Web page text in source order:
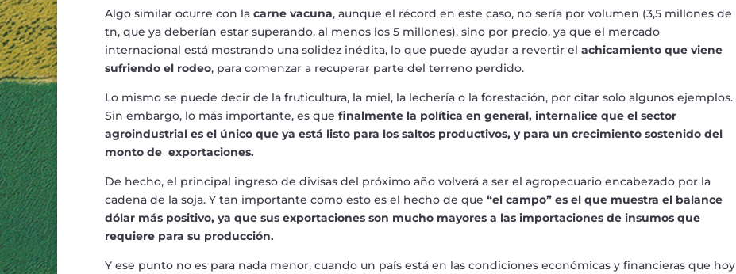
Algo similar ocurre con la carne vacuna, aunque el récord en este caso, no sería por volumen (3,5 millones de
tn, que ya deberían estar superando, al menos los 5 millones), sino por precio, ya que el mercado
internacional está mostrando una solidez inédita, lo que puede ayudar a revertir el achicamiento que viene
sufriendo el rodeo, para comenzar a recuperar parte del terreno perdido.
Lo mismo se puede decir de la fruticultura, la miel, la lechería o la forestación, por citar solo algunos ejemplos.
Sin embargo, lo más importante, es que finalmente la política en general, internalice que el sector
agroindustrial es el único que ya está listo para los saltos productivos, y para un crecimiento sostenido del
monto de exportaciones.
De hecho, el principal ingreso de divisas del próximo año volverá a ser el agropecuario encabezado por la
cadena de la soja. Y tan importante como esto es el hecho de que “el campo” es el que muestra el balance
dólar más positivo, ya que sus exportaciones son mucho mayores a las importaciones de insumos que
requiere para su producción.
Y ese punto no es para nada menor, cuando un país está en las condiciones económicas y financieras que hoy